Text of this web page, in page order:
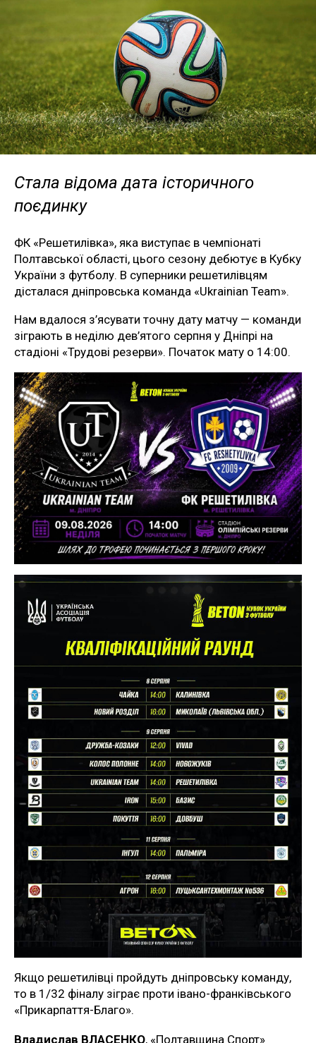
Стала відома дата історичного
поєдинку
ФК «Решетилівка», яка виступає в чемпіонаті
Полтавської області, цього сезону дебютує в Кубку
України з футболу. В суперники решетилівцям
дісталася дніпровська команда «Ukrainian Team».
Нам вдалося з’ясувати точну дату матчу — команди
зіграють в неділю дев’ятого серпня у Дніпрі на
стадіоні «Трудові резерви». Початок мату о 14:00.
Якщо решетилівці пройдуть дніпровську команду,
то в 1/32 фіналу зіграє проти івано-франківського
«Прикарпаття-Благо».
Владислав ВЛАСЕНКО, «Полтавщина Спорт»